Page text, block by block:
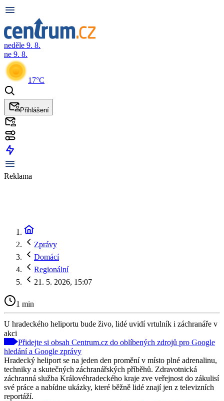
neděle 9. 8.
ne 9. 8.
17°C
Přihlášení
Reklama
Zprávy
Domácí
Regionální
21. 5. 2026, 15:07
1 min
U hradeckého heliportu bude živo, lidé uvidí vrtulník i záchranáře v
akci
Přidejte si obsah Centrum.cz do oblíbených zdrojů pro Google
hledání a Google zprávy
Hradecký heliport se na jeden den promění v místo plné adrenalinu,
techniky a skutečných záchranářských příběhů. Zdravotnická
záchranná služba Královéhradeckého kraje zve veřejnost do zákulisí
své práce a nabídne ukázky, které běžně lidé znají jen z televizních
reportáží.